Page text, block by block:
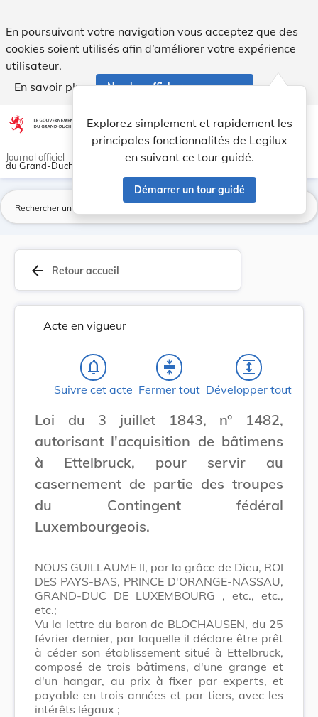
En poursuivant votre navigation vous acceptez que des
cookies soient utilisés afin d’améliorer votre expérience
utilisateur.
En savoir plus
Ne plus afficher ce message
Aller au contenu account_circle help Aide
Explorez simplement et rapidement les
principales fonctionnalités de Legilux
en suivant ce tour guidé.
Démarrer un tour guidé
light_mode dark_mode
Journal officiel
du Grand-Duché de Luxembourg
arrow_back Retour accueil
Acte en vigueur
notifications_none
Suivre cet acte
compress
Fermer tout
expand
Développer tout
Loi du 3 juillet 1843, n° 1482,
autorisant l'acquisition de bâtimens
à Ettelbruck, pour servir au
casernement de partie des troupes
du Contingent fédéral
Luxembourgeois.
NOUS GUILLAUME II, par la grâce de Dieu, ROI
DES PAYS-BAS, PRINCE D'ORANGE-NASSAU,
GRAND-DUC DE LUXEMBOURG , etc., etc.,
etc.;
Vu la lettre du baron de BLOCHAUSEN, du 25
février dernier, par laquelle il déclare être prêt
à céder son établissement situé à Ettelbruck,
composé de trois bâtimens, d'une grange et
d'un hangar, au prix à fixer par experts, et
payable en trois années et par tiers, avec les
intérêts légaux ;